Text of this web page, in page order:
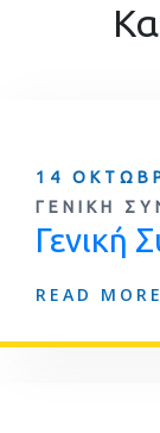
14
ΓΕΝΙΚΉ
Γενική
READ MORE